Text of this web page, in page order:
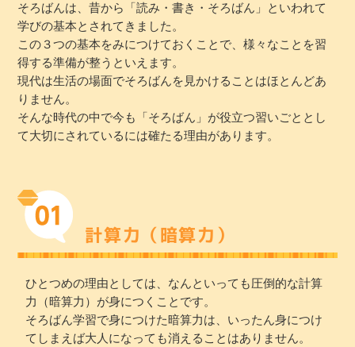
そろばんは、昔から「読み・書き・そろばん」といわれて
学びの基本とされてきました。
この３つの基本をみにつけておくことで、様々なことを習
得する準備が整うといえます。
現代は生活の場面でそろばんを見かけることはほとんどあ
りません。
そんな時代の中で今も「そろばん」が役立つ習いごととし
て大切にされているには確たる理由があります。
計算力（暗算力）
ひとつめの理由としては、なんといっても圧倒的な計算
力（暗算力）が身につくことです。
そろばん学習で身につけた暗算力は、いったん身につけ
てしまえば大人になっても消えることはありません。